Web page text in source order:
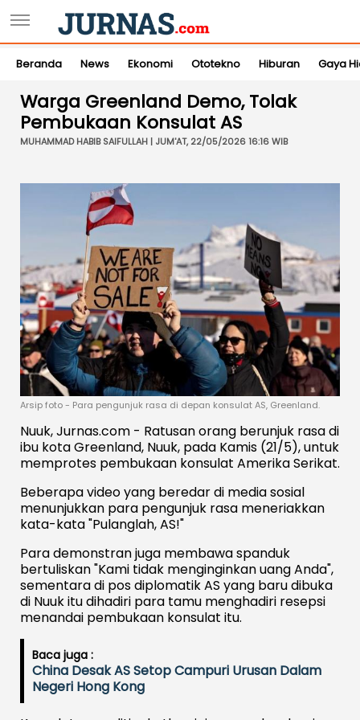
Beranda News Ekonomi Ototekno Hiburan Gaya
Warga Greenland Demo, Tolak
Pembukaan Konsulat AS
MUHAMMAD HABIB SAIFULLAH | JUM'AT, 22/05/2026 16:16 WIB
Arsip foto - Para pengunjuk rasa di depan konsulat AS, Greenland.
Nuuk, Jurnas.com - Ratusan orang berunjuk rasa di
ibu kota Greenland, Nuuk, pada Kamis (21/5), untuk
memprotes pembukaan konsulat Amerika Serikat.
Beberapa video yang beredar di media sosial
menunjukkan para pengunjuk rasa meneriakkan
kata-kata "Pulanglah, AS!"
Para demonstran juga membawa spanduk
bertuliskan "Kami tidak menginginkan uang Anda",
sementara di pos diplomatik AS yang baru dibuka
di Nuuk itu dihadiri para tamu menghadiri resepsi
menandai pembukaan konsulat itu.
Baca juga :
China Desak AS Setop Campuri Urusan Dalam
Negeri Hong Kong